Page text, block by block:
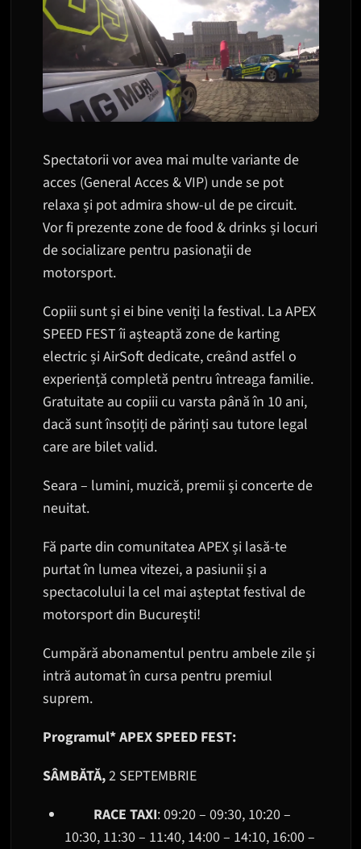
Spectatorii vor avea mai multe variante de
acces (General Acces & VIP) unde se pot
relaxa și pot admira show-ul de pe circuit.
Vor fi prezente zone de food & drinks și locuri
de socializare pentru pasionații de
motorsport.
Copiii sunt și ei bine veniți la festival. La APEX
SPEED FEST îi așteaptă zone de karting
electric și AirSoft dedicate, creând astfel o
experiență completă pentru întreaga familie.
Gratuitate au copiii cu varsta până în 10 ani,
dacă sunt însoțiți de părinți sau tutore legal
care are bilet valid.
Seara – lumini, muzică, premii și concerte de
neuitat.
Fă parte din comunitatea APEX și lasă-te
purtat în lumea vitezei, a pasiunii și a
spectacolului la cel mai așteptat festival de
motorsport din București!
Cumpără abonamentul pentru ambele zile și
intră automat în cursa pentru premiul
suprem.
Programul* APEX SPEED FEST:
SÂMBĂTĂ,2 SEPTEMBRIE
RACE TAXI: 09:20 – 09:30, 10:20 –
10:30, 11:30 – 11:40, 14:00 – 14:10, 16:00 –